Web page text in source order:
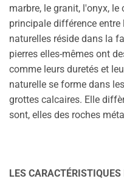
marbre, le granit, l'onyx, le
principale différence entre
naturelles réside dans la
pierres elles-mêmes ont
comme leurs duretés et
naturelle se forme dans
grottes calcaires. Elle
sont, elles des roches
LES